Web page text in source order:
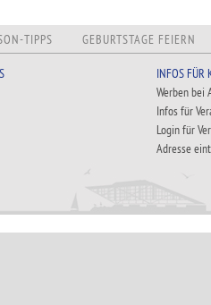
TIPPS GEBURTSTAGE FEIERN
INFOS FÜR
Werben bei
Infos für
Login für
Adresse